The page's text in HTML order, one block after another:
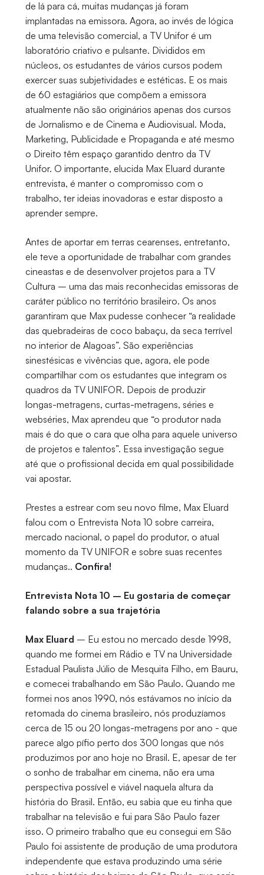
de lá para cá, muitas mudanças já foram
implantadas na emissora. Agora, ao invés de lógica
de uma televisão comercial, a TV Unifor é um
laboratório criativo e pulsante. Divididos em
núcleos, os estudantes de vários cursos podem
exercer suas subjetividades e estéticas. E os mais
de 60 estagiários que compõem a emissora
atualmente não são originários apenas dos cursos
de Jornalismo e de Cinema e Audiovisual. Moda,
Marketing, Publicidade e Propaganda e até mesmo
o Direito têm espaço garantido dentro da TV
Unifor. O importante, elucida Max Eluard durante
entrevista, é manter o compromisso com o
trabalho, ter ideias inovadoras e estar disposto a
aprender sempre.
Antes de aportar em terras cearenses, entretanto,
ele teve a oportunidade de trabalhar com grandes
cineastas e de desenvolver projetos para a TV
Cultura – uma das mais reconhecidas emissoras de
caráter público no território brasileiro. Os anos
garantiram que Max pudesse conhecer “a realidade
das quebradeiras de coco babaçu, da seca terrível
no interior de Alagoas”. São experiências
sinestésicas e vivências que, agora, ele pode
compartilhar com os estudantes que integram os
quadros da TV UNIFOR. Depois de produzir
longas-metragens, curtas-metragens, séries e
webséries, Max aprendeu que “o produtor nada
mais é do que o cara que olha para aquele universo
de projetos e talentos”. Essa investigação segue
até que o profissional decida em qual possibilidade
vai apostar.
Prestes a estrear com seu novo filme, Max Eluard
falou com o Entrevista Nota 10 sobre carreira,
mercado nacional, o papel do produtor, o atual
momento da TV UNIFOR e sobre suas recentes
mudanças.. Confira!
Entrevista Nota 10 – Eu gostaria de começar
falando sobre a sua trajetória
Max Eluard – Eu estou no mercado desde 1998,
quando me formei em Rádio e TV na Universidade
Estadual Paulista Júlio de Mesquita Filho, em Bauru,
e comecei trabalhando em São Paulo. Quando me
formei nos anos 1990, nós estávamos no início da
retomada do cinema brasileiro, nós produzíamos
cerca de 15 ou 20 longas-metragens por ano - que
parece algo pífio perto dos 300 longas que nós
produzimos por ano hoje no Brasil. E, apesar de ter
o sonho de trabalhar em cinema, não era uma
perspectiva possível e viável naquela altura da
história do Brasil. Então, eu sabia que eu tinha que
trabalhar na televisão e fui para São Paulo fazer
isso. O primeiro trabalho que eu consegui em São
Paulo foi assistente de produção de uma produtora
independente que estava produzindo uma série